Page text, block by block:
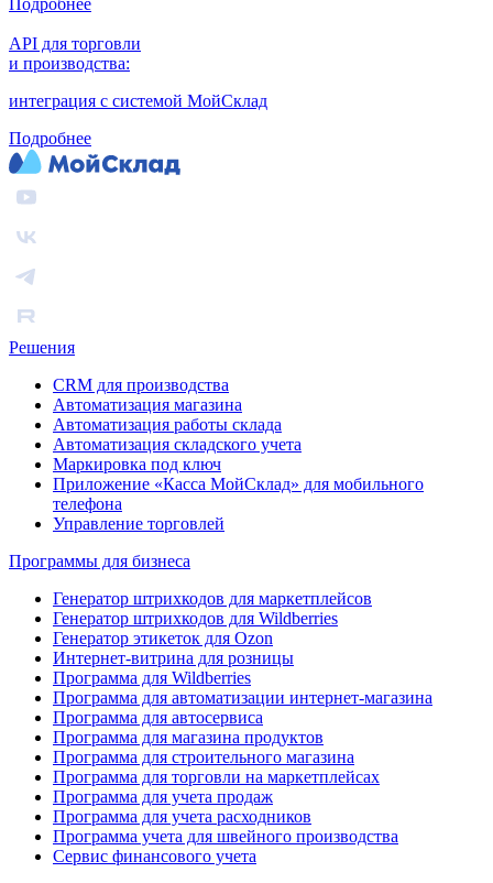
Подробнее
API для торговли
и производства:
интеграция с системой МойСклад
Подробнее
Решения
CRM для производства
Автоматизация магазина
Автоматизация работы склада
Автоматизация складского учета
Маркировка под ключ
Приложение «Касса МойСклад» для мобильного
телефона
Управление торговлей
Программы для бизнеса
Генератор штрихкодов для маркетплейсов
Генератор штрихкодов для Wildberries
Генератор этикеток для Ozon
Интернет-витрина для розницы
Программа для Wildberries
Программа для автоматизации интернет-магазина
Программа для автосервиса
Программа для магазина продуктов
Программа для строительного магазина
Программа для торговли на маркетплейсах
Программа для учета продаж
Программа для учета расходников
Программа учета для швейного производства
Сервис финансового учета